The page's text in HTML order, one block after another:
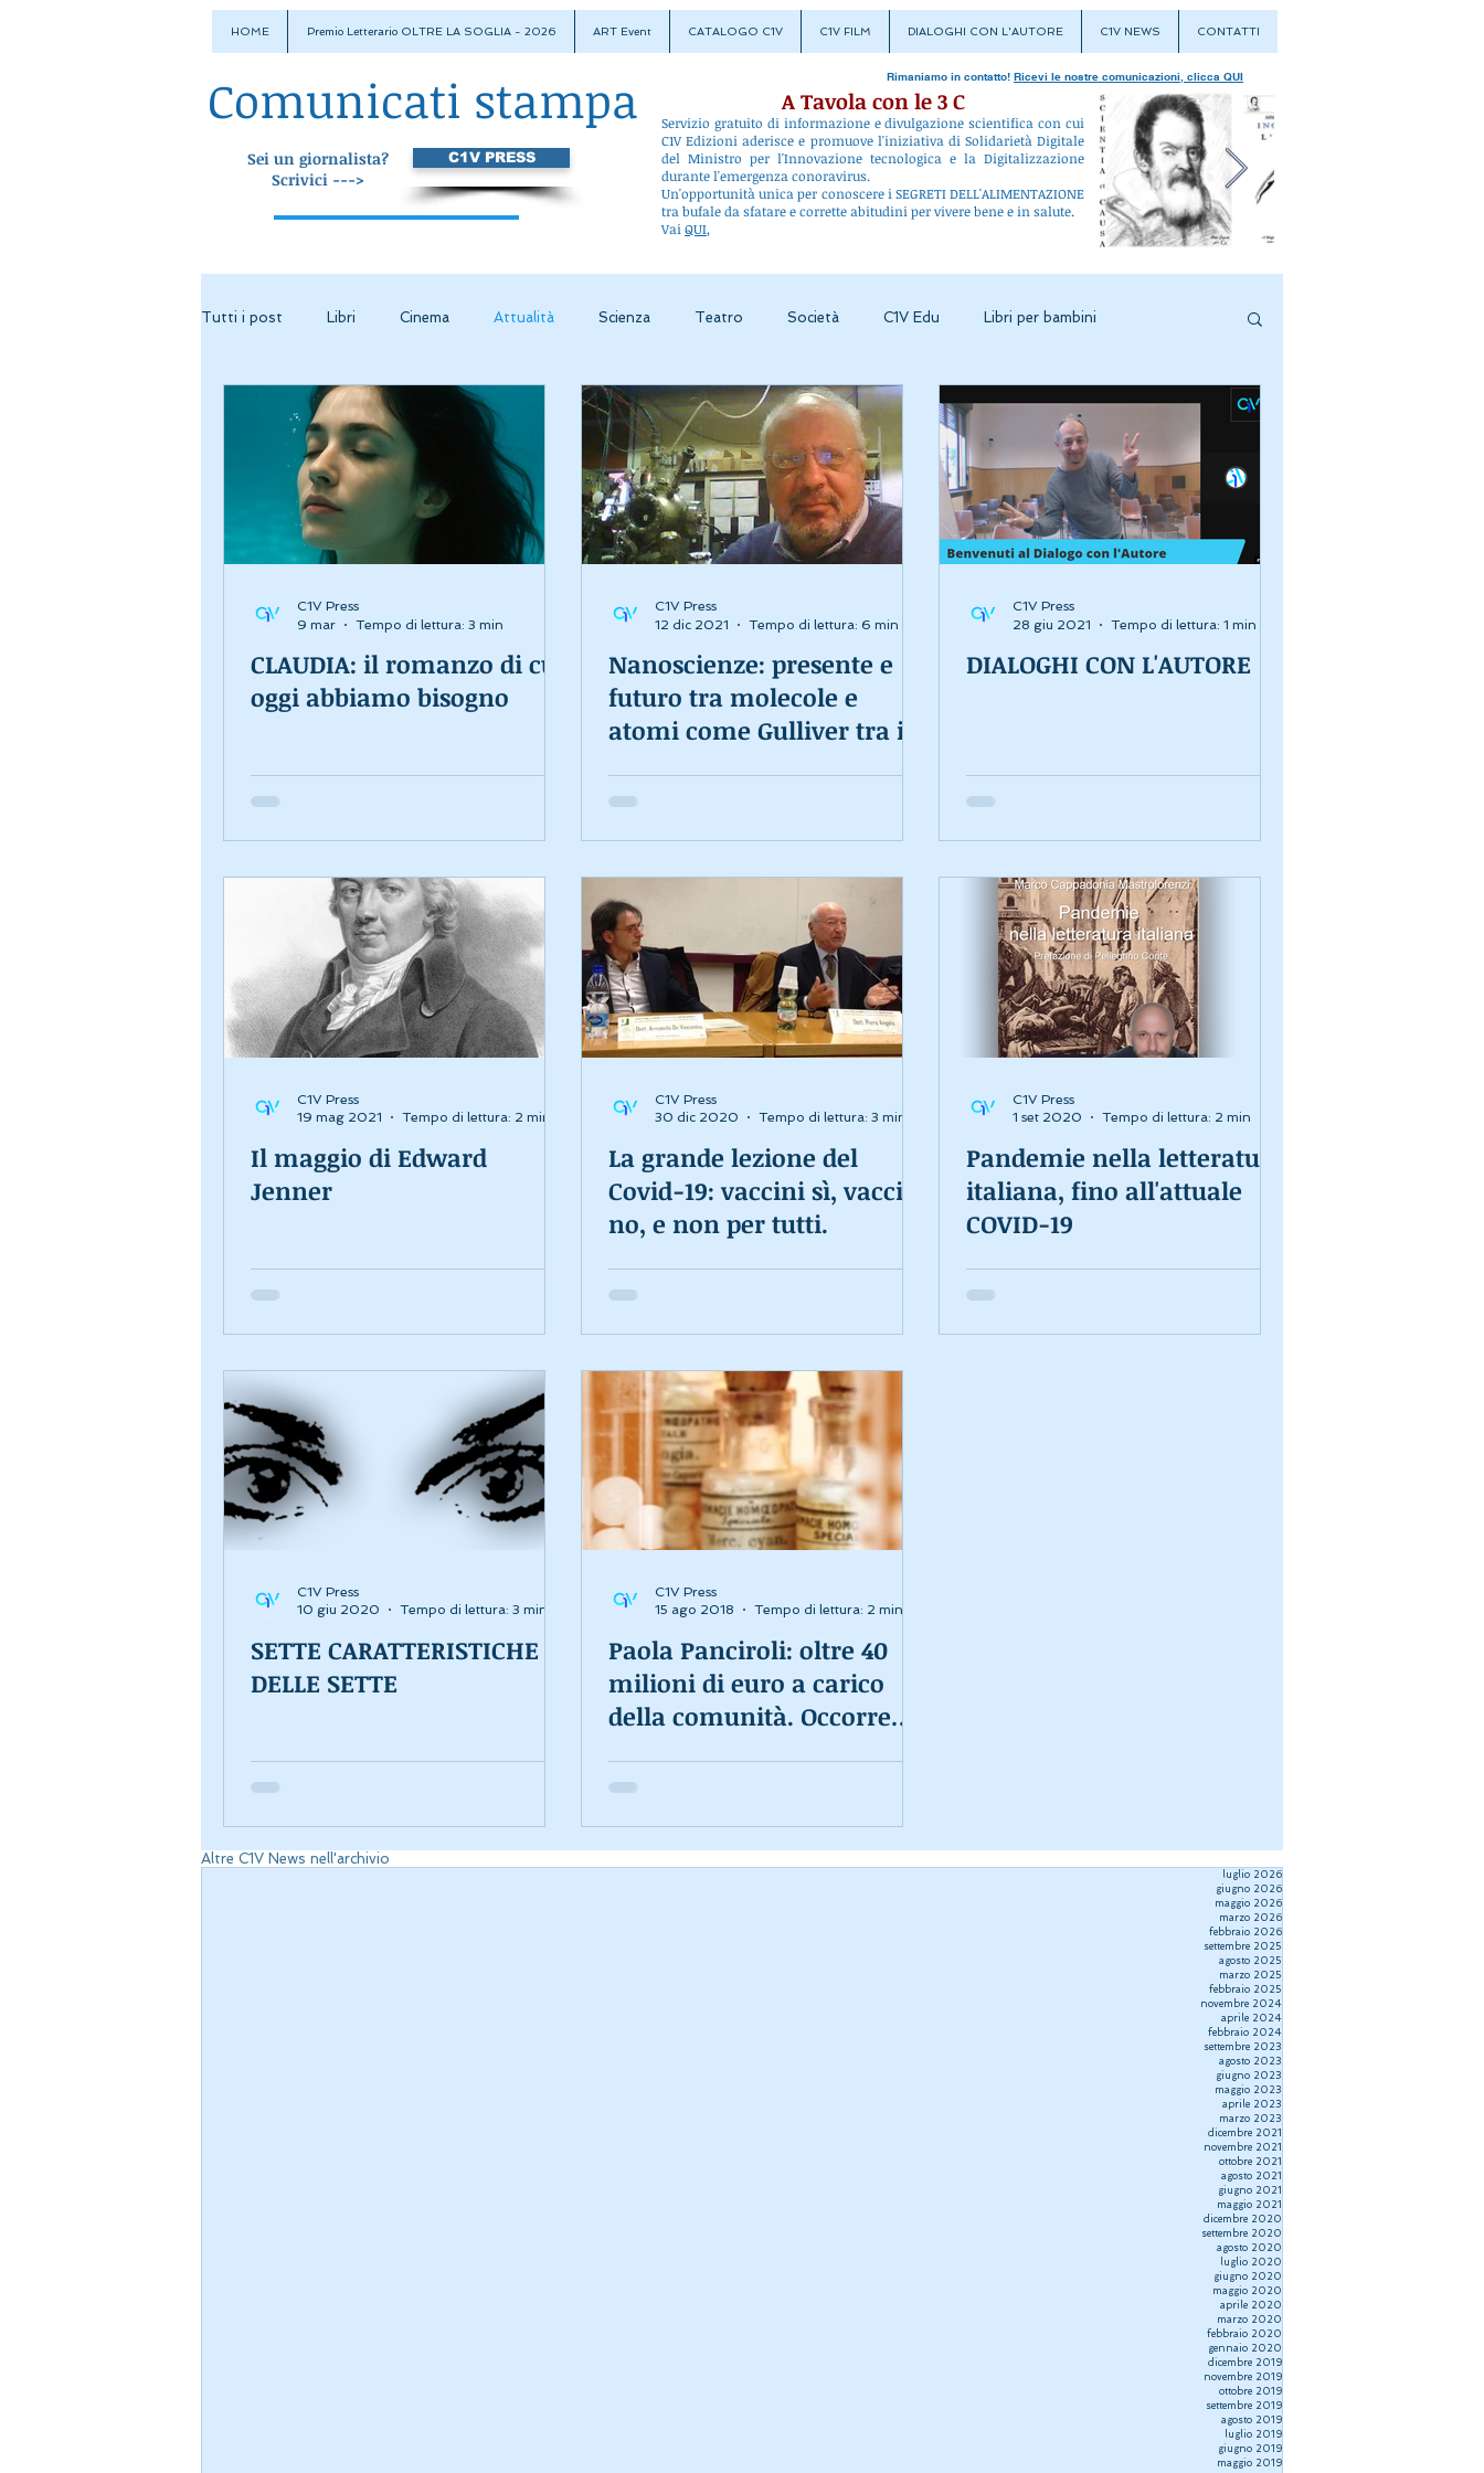
HOME Premio Letterario OLTRE LA SOGLIA - 2026 ART Event CATALOGO C1V C1V FILM DIALOGHI CON L'AUTORE C1V NEWS CONTATTI
Rimaniamo in contatto! Ricevi le nostre comunicazioni, clicca QUI
A Tavola con le 3 C
Servizio gratuito di informazione e divulgazione scientifica con cui
C1V Edizioni aderisce e promuove l'iniziativa di Solidarietà Digitale
del Ministro per l'Innovazione tecnologica e la Digitalizzazione
durante l'emergenza conoravirus.
Un'opportunità unica per conoscere i SEGRETI DELL'ALIMENTAZIONE
tra bufale da sfatare e corrette abitudini per vivere bene e in salute.
Vai QUI,
Comunicati stampa
C1V PRESS
Sei un giornalista?
Scrivici --->
Tutti i post Libri Cinema Attualità Scienza Teatro Società C1V Edu Libri per bambini
CLAUDIA: il romanzo di cui
oggi abbiamo bisogno
C1V Press
9 mar
Tempo di lettura: 3 min
Nanoscienze: presente e
futuro tra molecole e
atomi come Gulliver tra i
C1V Press
12 dic 2021
Tempo di lettura: 6 min
DIALOGHI CON L'AUTORE
C1V Press
28 giu 2021
Tempo di lettura: 1 min
Il maggio di Edward
Jenner
C1V Press
19 mag 2021
Tempo di lettura: 2 min
La grande lezione del
Covid-19: vaccini sì, vaccini
no, e non per tutti.
C1V Press
30 dic 2020
Tempo di lettura: 3 min
Pandemie nella letteratura
italiana, fino all'attuale
COVID-19
C1V Press
1 set 2020
Tempo di lettura: 2 min
SETTE CARATTERISTICHE
DELLE SETTE
C1V Press
10 giu 2020
Tempo di lettura: 3 min
Paola Panciroli: oltre 40
milioni di euro a carico
della comunità. Occorre
regolamentazio
C1V Press
15 ago 2018
Tempo di lettura: 2 min
Altre C1V News nell'archivio
luglio 2026
giugno 2026
maggio 2026
marzo 2026
febbraio 2026
settembre 2025
agosto 2025
marzo 2025
febbraio 2025
novembre 2024
aprile 2024
febbraio 2024
settembre 2023
agosto 2023
giugno 2023
maggio 2023
aprile 2023
marzo 2023
dicembre 2021
novembre 2021
ottobre 2021
agosto 2021
giugno 2021
maggio 2021
dicembre 2020
settembre 2020
agosto 2020
luglio 2020
giugno 2020
maggio 2020
aprile 2020
marzo 2020
febbraio 2020
gennaio 2020
dicembre 2019
novembre 2019
ottobre 2019
settembre 2019
agosto 2019
luglio 2019
giugno 2019
maggio 2019